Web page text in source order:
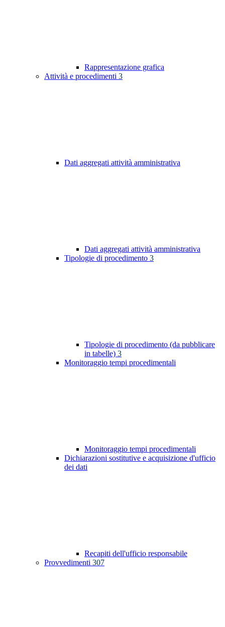
Rappresentazione grafica
Attività e procedimenti 3
Dati aggregati attività amministrativa
Dati aggregati attività amministrativa
Tipologie di procedimento 3
Tipologie di procedimento (da pubblicare
in tabelle) 3
Monitoraggio tempi procedimentali
Monitoraggio tempi procedimentali
Dichiarazioni sostitutive e acquisizione d'ufficio
dei dati
Recapiti dell'ufficio responsabile
Provvedimenti 307